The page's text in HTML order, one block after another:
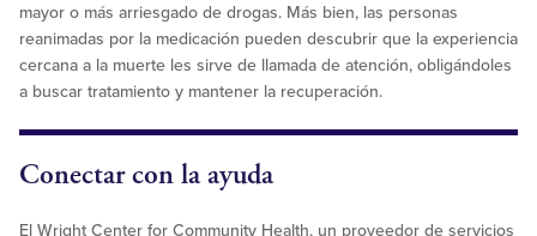
mayor o más arriesgado de drogas. Más bien, las personas
reanimadas por la medicación pueden descubrir que la experiencia
cercana a la muerte les sirve de llamada de atención, obligándoles
a buscar tratamiento y mantener la recuperación.
Conectar con la ayuda
El Wright Center for Community Health, un proveedor de servicios